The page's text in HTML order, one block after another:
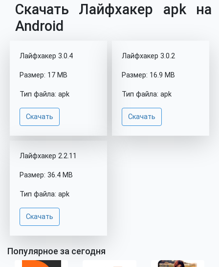
Скачать Лайфхакер apk на
Android
Лайфхакер 3.0.4
Размер: 17 MB
Тип файла: apk
Скачать
Лайфхакер 3.0.2
Размер: 16.9 MB
Тип файла: apk
Скачать
Лайфхакер 2.2.11
Размер: 36.4 MB
Тип файла: apk
Скачать
Популярное за сегодня